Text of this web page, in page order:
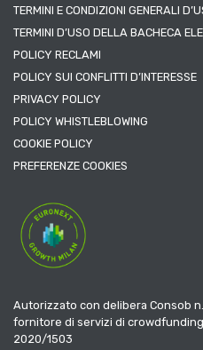
TERMINI E CONDIZIONI GENERALI
TERMINI D’USO DELLA BACHECA
POLICY RECLAMI
POLICY SUI CONFLITTI D’INTERESSE
PRIVACY POLICY
POLICY WHISTLEBLOWING
COOKIE POLICY
PREFERENZE COOKIES
Autorizzato con delibera Consob
fornitore di servizi di
2020/1503